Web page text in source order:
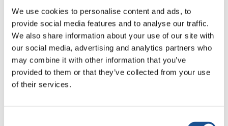
We use cookies to personalise content and ads, to
provide social media features and to analyse our traffic.
We also share information about your use of our site with
our social media, advertising and analytics partners who
may combine it with other information that you’ve
provided to them or that they’ve collected from your use
of their services.
empathique de se mettre en relation avec
l’autre. Donc, je ne sais pas si c’est vraiment
possible, mais je pense que nous ne pouvons
pas laisser de côté la perspective de l’utopie.
Je le crois sans idéologie : nous devons
maintenir une attitude aussi empreinte